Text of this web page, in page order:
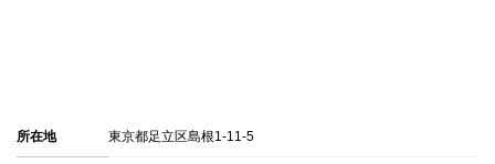
所在地 東京都足立区島根1-11-5